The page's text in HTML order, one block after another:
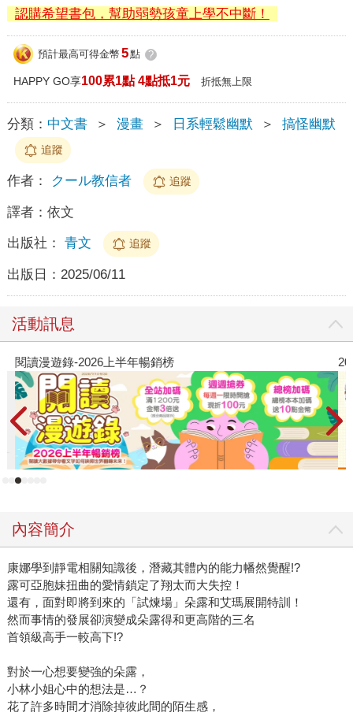
認購希望書包，幫助弱勢孩童上學不中斷！
預計最高可得金幣 5點 ?
HAPPY GO享100累1點 4點抵1元 折抵無上限
分類： 中文書 ＞ 漫畫 ＞ 日系輕鬆幽默 ＞ 搞怪幽默
追蹤
作者： クール教信者 追蹤
譯者： 依文
出版社： 青文 追蹤
出版日： 2025/06/11
活動訊息
閱讀漫遊錄-2026上半年暢銷榜
內容簡介
康娜學到靜電相關知識後，潛藏其體內的能力幡然覺醒!?
露可亞胞妹扭曲的愛情鎖定了翔太而大失控！
還有，面對即將到來的「試煉場」朵露和艾瑪展開特訓！
然而事情的發展卻演變成朵露得和更高階的三名
首領級高手一較高下!?
對於一心想要變強的朵露，
小林小姐心中的想法是…？
花了許多時間才消除掉彼此間的陌生感，